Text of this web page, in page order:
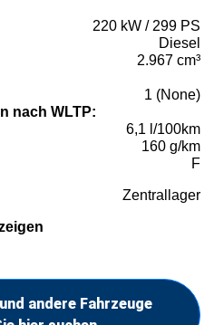
220 kW / 299 PS
Diesel
2.967 cm³
1 (None)
nach WLTP:
6,1 l/100km
160 g/km
F
Zentrallager
andere Fahrzeuge